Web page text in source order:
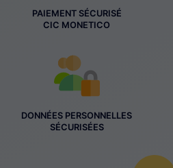
PAIEMENT SÉCURISÉ
CIC MONETICO
DONNÉES PERSONNELLES
SÉCURISÉES